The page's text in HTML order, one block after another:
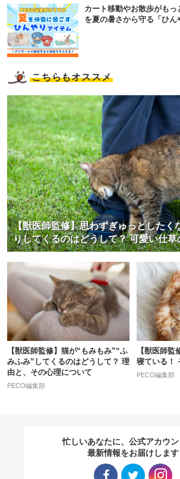
カート移動やお散歩がも
を夏の暑さから守る「ひん
こちらもオススメ
【獣医師監修】思わずぎゅっとしたく
りしてくるのはどうして？ 可愛い仕草
【獣医師監修】猫が“もみもみ”“ふ
みふみ”してくるのはどうして？ 理
由と、その心理について
PECO編集部
【獣医師
寝ている！
PECO編集部
忙しいあなたに、公式アカウ
最新情報をお届けします